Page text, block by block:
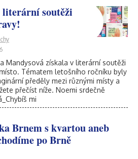
literární soutěži
Mandysová získala v literární soutěži
Tématem letošního ročníku byly
předěly mezi různými místy a
přečíst níže. Noemi srdečně
mi
Brnem s kvartou aneb
po Brně